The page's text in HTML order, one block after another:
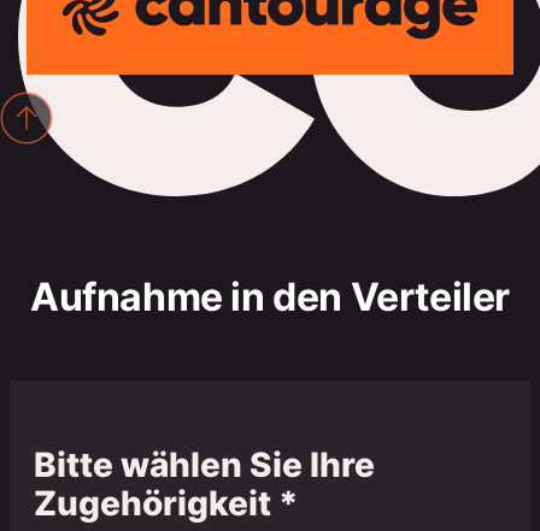
Aufnahme in den Verteiler
Bitte wählen Sie Ihre
Zugehörigkeit *